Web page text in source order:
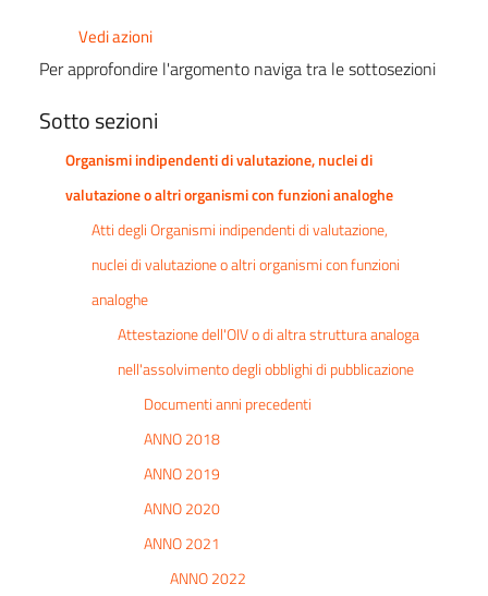
Vedi azioni
Per approfondire l'argomento naviga tra le sottosezioni
Sotto sezioni
Organismi indipendenti di valutazione, nuclei di
valutazione o altri organismi con funzioni analoghe
Atti degli Organismi indipendenti di valutazione,
nuclei di valutazione o altri organismi con funzioni
analoghe
Attestazione dell'OIV o di altra struttura analoga
nell'assolvimento degli obblighi di pubblicazione
Documenti anni precedenti
ANNO 2018
ANNO 2019
ANNO 2020
ANNO 2021
ANNO 2022